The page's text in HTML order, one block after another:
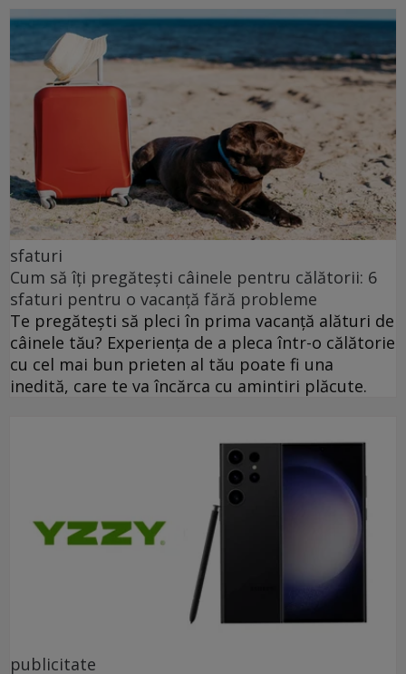
sfaturi
Cum să îți pregătești câinele pentru călătorii: 6
sfaturi pentru o vacanță fără probleme
Te pregătești să pleci în prima vacanță alături de
câinele tău? Experiența de a pleca într-o călătorie
cu cel mai bun prieten al tău poate fi una
inedită, care te va încărca cu amintiri plăcute.
publicitate